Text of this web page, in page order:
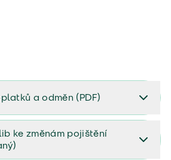
a odměn (PDF)
a odměn (PDF)
ke změnám pojištění